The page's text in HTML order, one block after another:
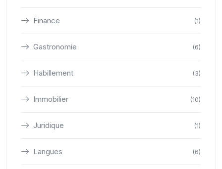
Finance (1)
Gastronomie (6)
Habillement (3)
Immobilier (10)
Juridique (1)
Langues (6)